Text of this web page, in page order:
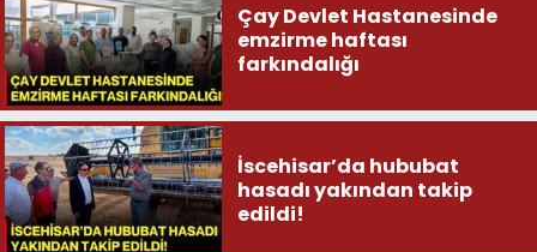
Çay Devlet Hastanesinde
emzirme haftası
farkındalığı
İscehisar’da hububat
hasadı yakından takip
edildi!